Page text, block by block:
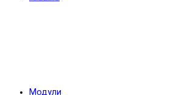
Модули